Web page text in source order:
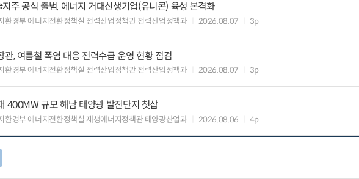
지주 공식 출범, 에너지 거대신생기업(유니콘) 육성 본격화
환경부 에너지전환정책실 전력산업정책관 전력산업정책과 2026.08.07 3p
관, 여름철 폭염 대응 전력수급 운영 현황 점검
환경부 에너지전환정책실 전력산업정책관 전력산업정책과 2026.08.07 3p
400MW 규모 해남 태양광 발전단지 첫삽
환경부 에너지전환정책실 재생에너지정책관 태양광산업과 2026.08.06 4p